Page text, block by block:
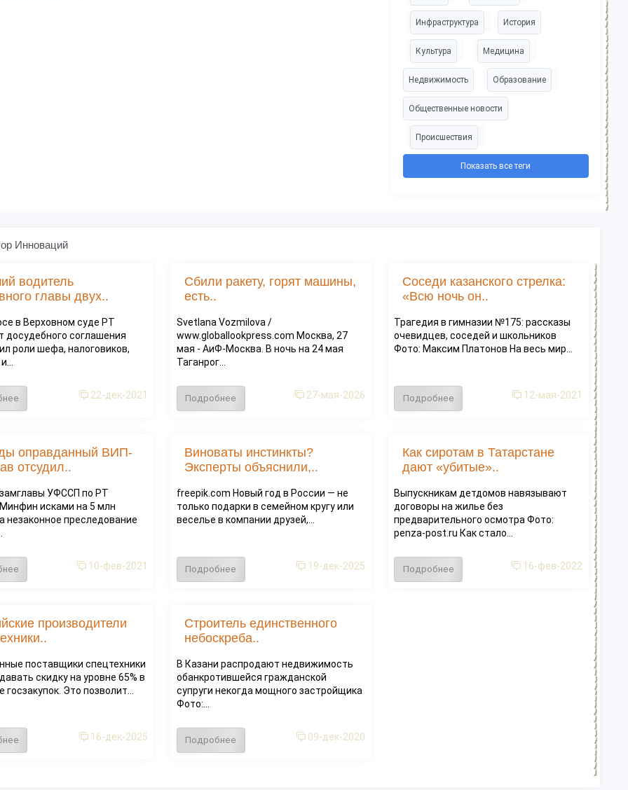
Инфраструктура История
Культура Медицина
Недвижимость Образование
Общественные новости
Происшествия
Показать все теги
Инноваций
водитель
главы двух..
в Верховном суде РТ
досудебного соглашения
роли шефа, налоговиков,
22-дек-2021
Сбили ракету, горят машины,
есть..
Svetlana Vozmilova /
www.globallookpress.com Москва, 27
мая - АиФ-Москва. В ночь на 24 мая
Таганрог...
Подробнее 27-мая-2026
Соседи казанского стрелка:
«Всю ночь он..
Трагедия в гимназии №175: рассказы
очевидцев, соседей и школьников
Фото: Максим Платонов На весь мир...
Подробнее 12-мая-2021
оправданный ВИП-
отсудил..
УФССП по РТ
исками на 5 млн
незаконное преследование
10-фев-2021
Виноваты инстинкты?
Эксперты объяснили,..
freepik.com Новый год в России — не
только подарки в семейном кругу или
веселье в компании друзей,...
Подробнее 19-дек-2025
Как сиротам в Татарстане
дают «убитые»..
Выпускникам детдомов навязывают
договоры на жилье без
предварительного осмотра Фото:
penza-post.ru Как стало...
Подробнее 16-фев-2022
производители
поставщики спецтехники
скидку на уровне 65% в
госзакупок. Это позволит...
16-дек-2025
Строитель единственного
небоскреба..
В Казани распродают недвижимость
обанкротившейся гражданской
супруги некогда мощного застройщика
Фото:...
Подробнее 09-дек-2020